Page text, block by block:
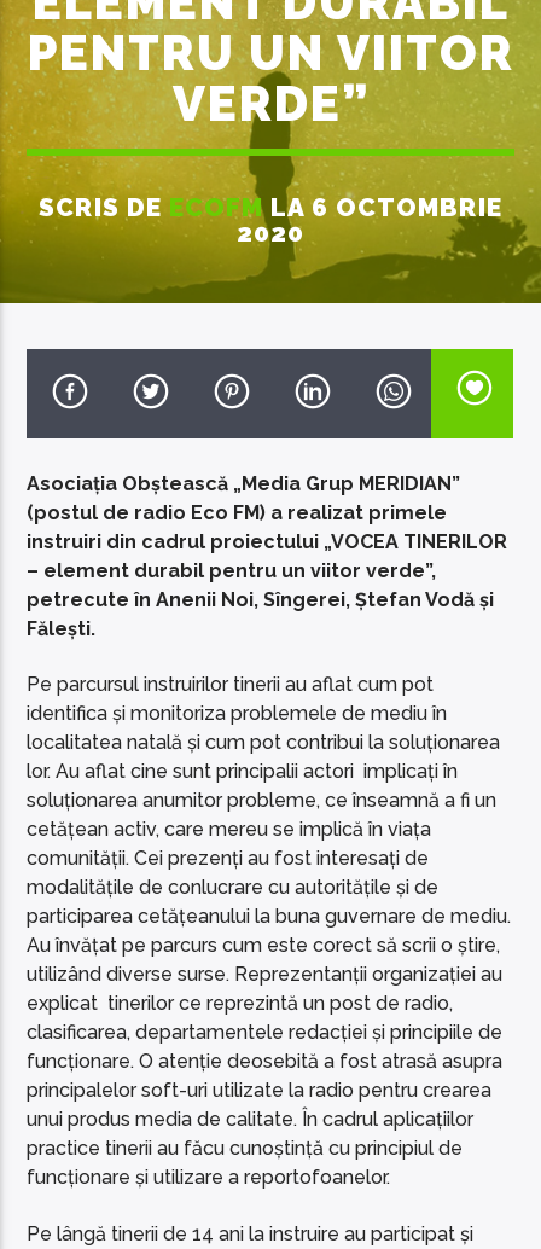
EcoFM Chisinau
PENTRU UN VIITOR
VERDE”
SCRIS DE ECOFMLA 6 OCTOMBRIE
2020
Asociația Obștească „Media Grup MERIDIAN”
(postul de radio Eco FM) a realizat primele
instruiri din cadrul proiectului „VOCEA TINERILOR
– element durabil pentru un viitor verde”,
petrecute în Anenii Noi, Sîngerei, Ștefan Vodă și
Fălești.
Pe parcursul instruirilor tinerii au aflat cum pot
identifica și monitoriza problemele de mediu în
localitatea natală și cum pot contribui la soluționarea
lor. Au aflat cine sunt principalii actori implicați în
soluționarea anumitor probleme, ce înseamnă a fi un
cetățean activ, care mereu se implică în viața
comunității. Cei prezenți au fost interesați de
modalitățile de conlucrare cu autoritățile și de
participarea cetățeanului la buna guvernare de mediu.
Au învățat pe parcurs cum este corect să scrii o știre,
utilizând diverse surse. Reprezentanții organizației au
explicat tinerilor ce reprezintă un post de radio,
clasificarea, departamentele redacției și principiile de
funcționare. O atenție deosebită a fost atrasă asupra
principalelor soft-uri utilizate la radio pentru crearea
unui produs media de calitate. În cadrul aplicațiilor
practice tinerii au făcu cunoștință cu principiul de
funcționare și utilizare a reportofoanelor.
Pe lângă tinerii de 14 ani la instruire au participat și